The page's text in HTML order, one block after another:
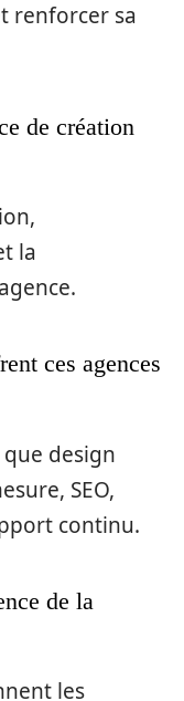
renforcer sa
de création
la
ces agences
design
SEO,
continu.
de la
les